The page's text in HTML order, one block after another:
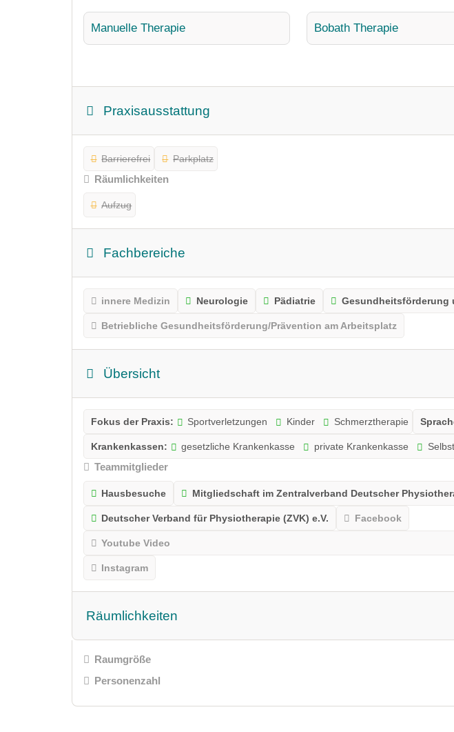
Manuelle Therapie Bobath Therapie
Praxisausstattung
Barrierefrei Parkplatz
Räumlichkeiten
Aufzug
Fachbereiche
innere Medizin Neurologie Pädiatrie Gesundheitsförderung
Betriebliche Gesundheitsförderung/Prävention am Arbeitsplatz
Übersicht
Fokus der Praxis: Sportverletzungen Kinder Schmerztherapie
Krankenkassen: gesetzliche Krankenkasse private Krankenkasse
Teammitglieder
Hausbesuche Mitgliedschaft im Zentralverband Deutscher
Deutscher Verband für Physiotherapie (ZVK) e.V. Facebook
Youtube Video
Instagram
Räumlichkeiten
Raumgröße
Personenzahl